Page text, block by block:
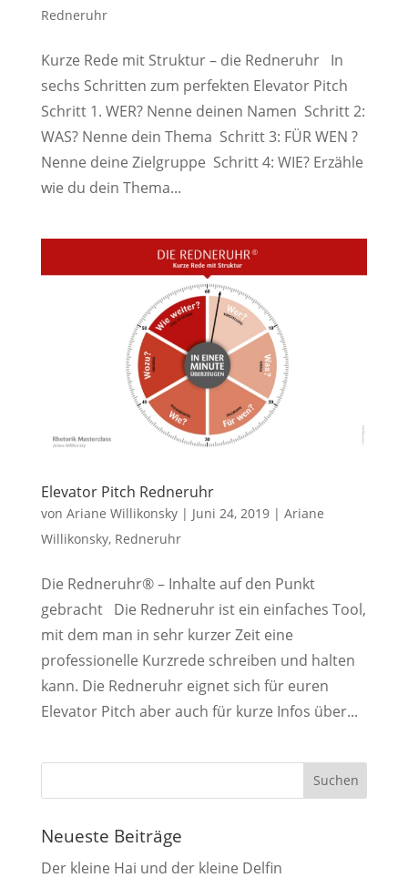
Redneruhr
Kurze Rede mit Struktur – die Redneruhr In
sechs Schritten zum perfekten Elevator Pitch
Schritt 1. WER? Nenne deinen Namen Schritt 2:
WAS? Nenne dein Thema Schritt 3: FÜR WEN ?
Nenne deine Zielgruppe Schritt 4: WIE? Erzähle
wie du dein Thema...
Elevator Pitch Redneruhr
von Ariane Willikonsky| Juni 24, 2019| Ariane
Willikonsky, Redneruhr
Die Redneruhr® – Inhalte auf den Punkt
gebracht Die Redneruhr ist ein einfaches Tool,
mit dem man in sehr kurzer Zeit eine
professionelle Kurzrede schreiben und halten
kann. Die Redneruhr eignet sich für euren
Elevator Pitch aber auch für kurze Infos über...
Neueste Beiträge
Der kleine Hai und der kleine Delfin